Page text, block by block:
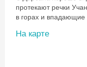
протекают речки
в горах и
На карте